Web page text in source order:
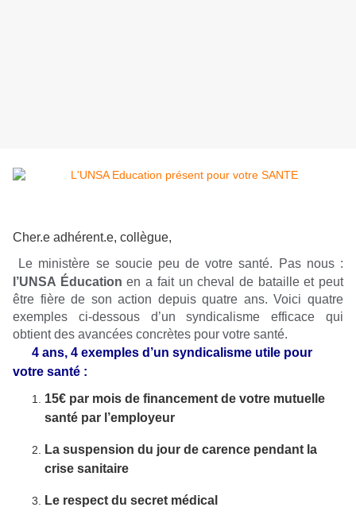
Cher.e adhérent.e, collègue,
Le ministère se soucie peu de votre santé. Pas nous :
l’UNSA Éducation en a fait un cheval de bataille et peut
être fière de son action depuis quatre ans. Voici quatre
exemples ci-dessous d’un syndicalisme efficace qui
obtient des avancées concrètes pour votre santé.
4 ans, 4 exemples d’un syndicalisme utile pour
votre santé :
15€ par mois de financement de votre mutuelle
santé par l’employeur
La suspension du jour de carence pendant la
crise sanitaire
Le respect du secret médical